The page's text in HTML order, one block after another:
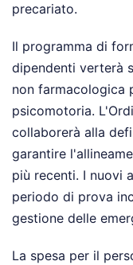
precariato.
Il programma di
dipendenti verterà
non farmacologica
psicomotoria.
collaborerà alla
garantire
più recenti. I nuovi
periodo di prova
gestione delle
La spesa per il